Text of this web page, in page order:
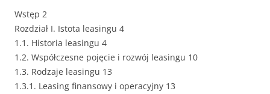
Wstęp 2
Rozdział I. Istota leasingu 4
1.1. Historia leasingu 4
1.2. Współczesne pojęcie i rozwój leasingu 10
1.3. Rodzaje leasingu 13
1.3.1. Leasing finansowy i operacyjny 13